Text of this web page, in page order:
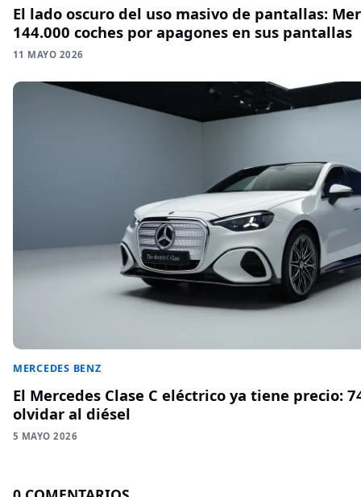
El lado oscuro del uso masivo de pantallas:
144.000 coches por apagones en sus pantallas
11 MAYO 2026
MERCEDES BENZ
El Mercedes Clase C eléctrico ya tiene precio:
olvidar al diésel
5 MAYO 2026